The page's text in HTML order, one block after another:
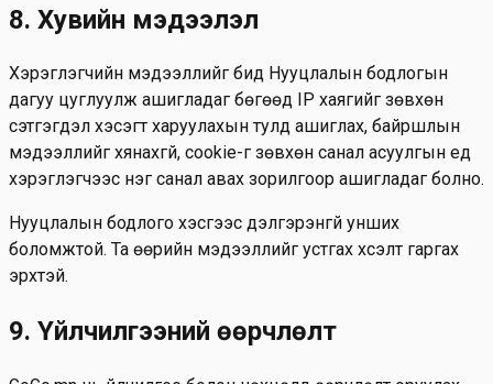
8. Хувийн мэдээлэл
Хэрэглэгчийн мэдээллийг бид Нууцлалын бодлогын
дагуу цуглуулж ашигладаг бөгөөд IP хаягийг зөвхөн
сэтгэгдэл хэсэгт харуулахын тулд ашиглах, байршлын
мэдээллийг хянахгүй, cookie-г зөвхөн санал асуулгын үед
хэрэглэгчээс нэг санал авах зорилгоор ашигладаг болно.
Нууцлалын бодлого хэсгээс дэлгэрэнгүй унших
боломжтой. Та өөрийн мэдээллийг устгах хүсэлт гаргах
эрхтэй.
9. Үйлчилгээний өөрчлөлт